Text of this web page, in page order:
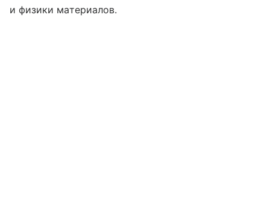
и физики материалов.